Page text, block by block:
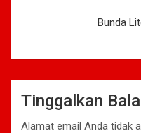
Bunda
Tinggalkan
Alamat email Anda tidak